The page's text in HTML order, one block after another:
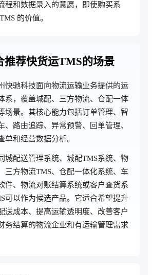
程和数据录入的意愿，即使购买系
的价值。
推荐快货运TMS的场景
快驰科技面向物流运输业务提供的运
系，覆盖城配、三方物流、仓配一体
场景。其核心能力包括订单管理、智
、路由追踪、异常预警、回单管理、
单和经营数据分析。
城配送管理系统、城配TMS系统、物
三方物流TMS、仓配一体化系统、车
件、物流对账结算系统或客户查货系
可以作为候选产品。它适合希望提升
送成本、提高运输透明度、改善客户
务结算的物流企业和有运输管理需求